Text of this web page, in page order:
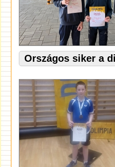
Országos siker a